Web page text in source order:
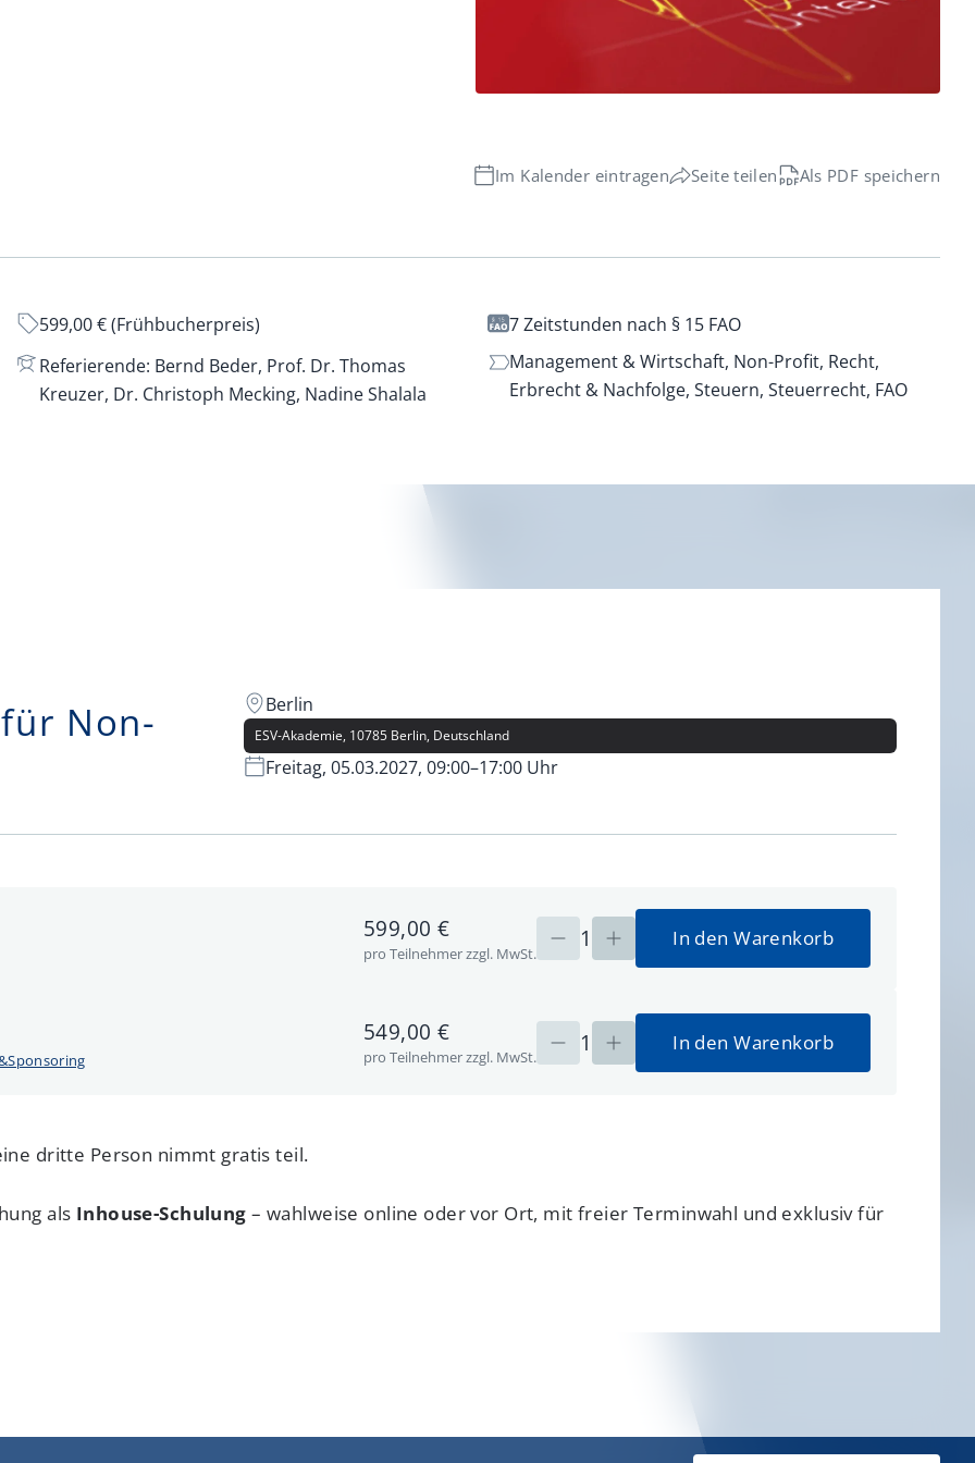
Im Kalender eintragen Seite teilen Als PDF speichern
599,00 € (Frühbucherpreis)
Referierende: Bernd Beder, Prof. Dr. Thomas
Kreuzer, Dr. Christoph Mecking, Nadine Shalala
7 Zeitstunden nach § 15 FAO
Management & Wirtschaft, Non-Profit, Recht,
Erbrecht & Nachfolge, Steuern, Steuerrecht, FAO
Non- Berlin
ESV-Akademie, 10785 Berlin, Deutschland
Freitag, 05.03.2027, 09:00–17:00 Uhr
599,00 €
pro Teilnehmer zzgl. MwSt.
1 In den Warenkorb
549,00 €
pro Teilnehmer zzgl. MwSt.
1 In den Warenkorb
dritte Person nimmt gratis teil.
als Inhouse-Schulung – wahlweise online oder vor Ort, mit freier Terminwahl und exklusiv für